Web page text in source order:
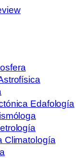
Edafología
Climatología